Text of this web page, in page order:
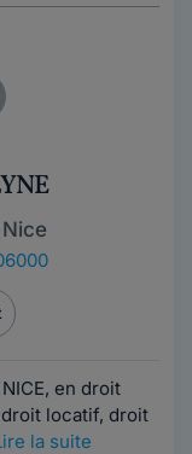
en droit
locatif, droit
la suite